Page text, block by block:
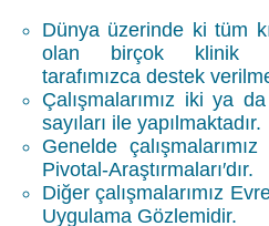
Dünya üzerinde ki tüm
olan birçok klinik
tarafımızca destek
Çalışmalarımız iki ya
sayıları ile yapılmaktadır.
Genelde
Pivotal-Araştırmaları′dır.
Diğer çalışmalarımız
Uygulama Gözlemidir.